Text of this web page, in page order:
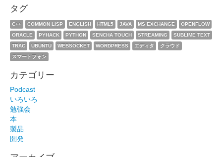
タグ
C++ COMMON LISP ENGLISH HTML5 JAVA MS EXCHANGE
OPENFLOW
ORACLE
PYHACK PYTHON SENCHA TOUCH STREAMING
SUBLIME TEXT
TRAC
UBUNTU WEBSOCKET WORDPRESS エディタ
クラウド
スマートフォン
カテゴリー
Podcast
いろいろ
勉強会
本
製品
開発